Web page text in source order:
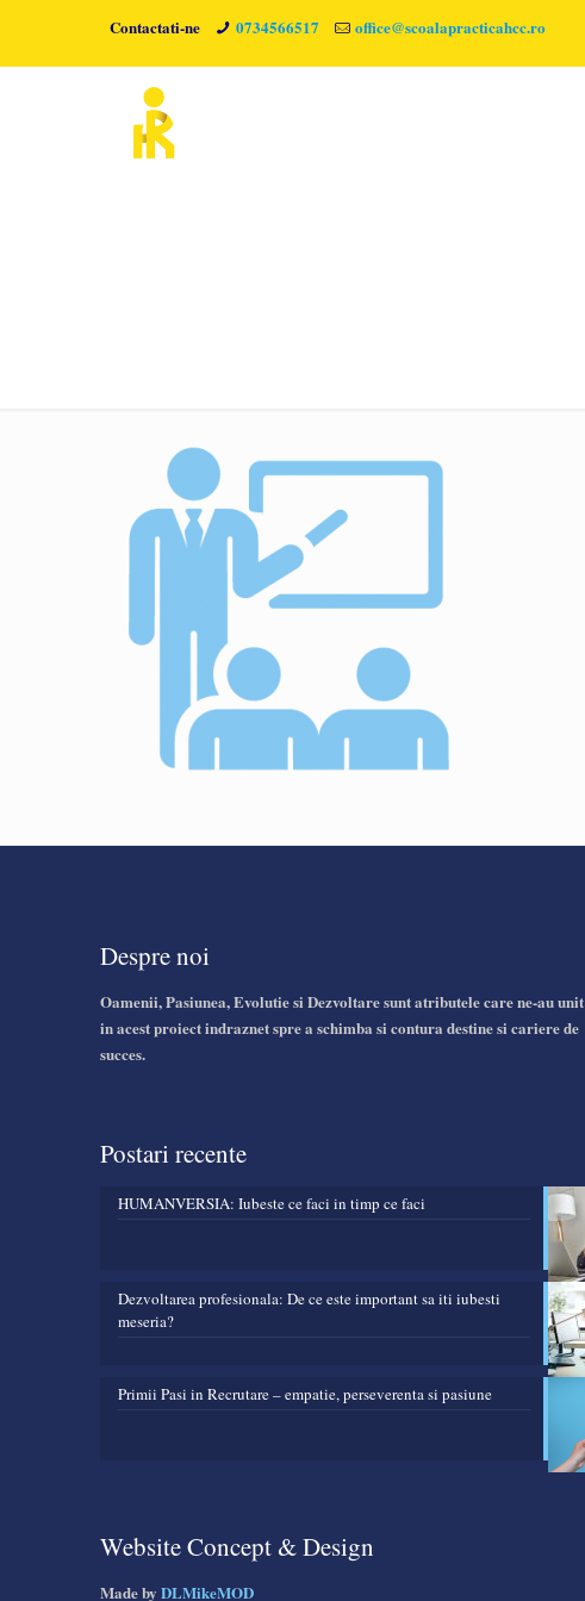
Contactati-ne 0734566517 office@scoalapracticahcc.ro
Despre noi
Oamenii, Pasiunea, Evolutie si Dezvoltare sunt atributele care ne-au unit
in acest proiect indraznet spre a schimba si contura destine si cariere de
succes.
Postari recente
HUMANVERSIA: Iubeste ce faci in timp ce faci
Dezvoltarea profesionala: De ce este important sa iti iubesti
meseria?
Primii Pasi in Recrutare – empatie, perseverenta si pasiune
Website Concept & Design
Made by DLMikeMOD